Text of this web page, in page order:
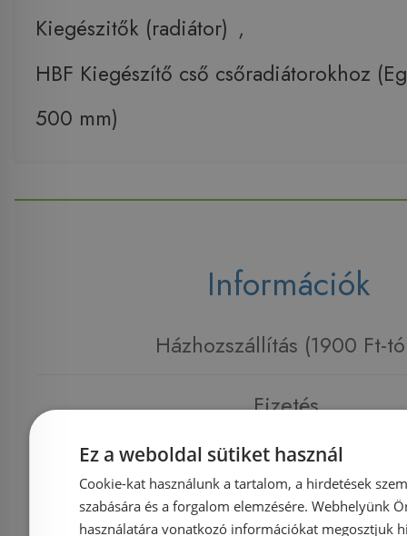
Kiegészitők (radiátor) ,
HBF Kiegészítő cső csőradiátorokhoz
500 mm)
Információk
Házhozszállítás (1900 Ft-
Fizetés
Kapcsolat
Adatvédelmi tájékoztató
Ez a weboldal sütiket használ
Cookie-kat használunk a tartalom, a hirdetések
szabására és a forgalom elemzésére. Webhelyünk
használatára vonatkozó információkat megosztjuk